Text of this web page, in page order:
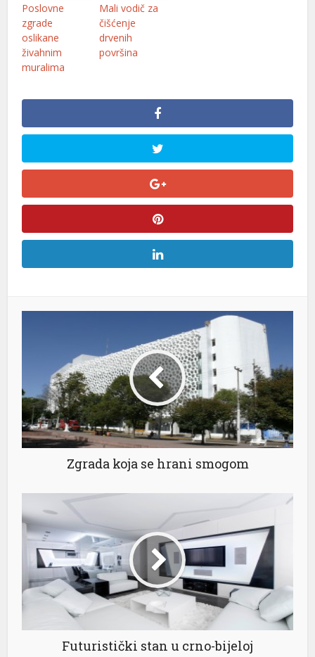
Poslovne
zgrade
oslikane
živahnim
muralima
Mali vodič za
čišćenje
drvenih
površina
Zgrada koja se hrani smogom
Futuristički stan u crno-bijeloj